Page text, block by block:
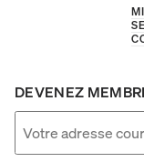
DEVENEZ